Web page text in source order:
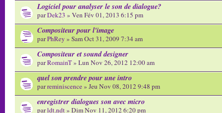
Logiciel pour analyser le son de dialogue?
parDek23 » Ven Fév 01, 2013 6:15 pm
Compositeur pour l'image
parPhRey » Sam Oct 31, 2009 7:34 am
Compositeur et sound designer
parRomainT» Lun Nov 26, 2012 12:00 am
quel son prendre pour une intro
parreminiscence» Jeu Nov 08, 2012 9:48 pm
enregistrer dialogues son avec micro
parldt.ndt» Dim Nov 11, 2012 6:20 pm